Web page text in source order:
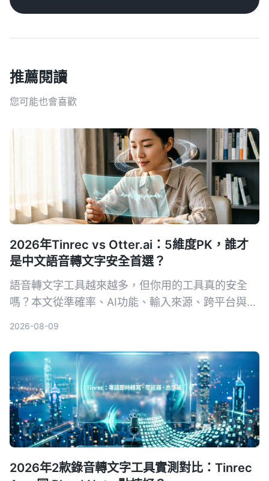
推薦閱讀
您可能也會喜歡
2026年Tinrec vs Otter.ai：5維度PK，誰才
是中文語音轉文字安全首選？
語音轉文字工具越來越多，但你用的工具真的安全
嗎？本文從準確率、AI功能、輸入來源、跨平台與數
選出最適合且可靠的工具。
2026-08-09
2026年2款錄音轉文字工具實測對比：Tinrec